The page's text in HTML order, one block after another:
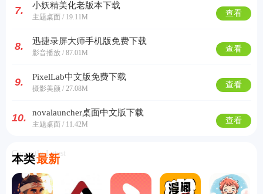
7. 小妖精美化老版本下载
主题桌面 / 19.11M 查看
8. 迅捷录屏大师手机版免费下载
影音播放 / 87.01M 查看
9. PixelLab中文版免费下载
摄影美颜 / 27.08M 查看
10. novalauncher桌面中文版下载
主题桌面 / 11.42M 查看
本类最新
Currently Latest